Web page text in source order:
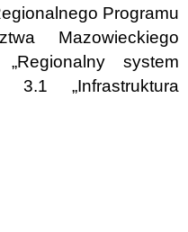
Programu
Mazowieckiego
system
3.1 „Infrastruktura